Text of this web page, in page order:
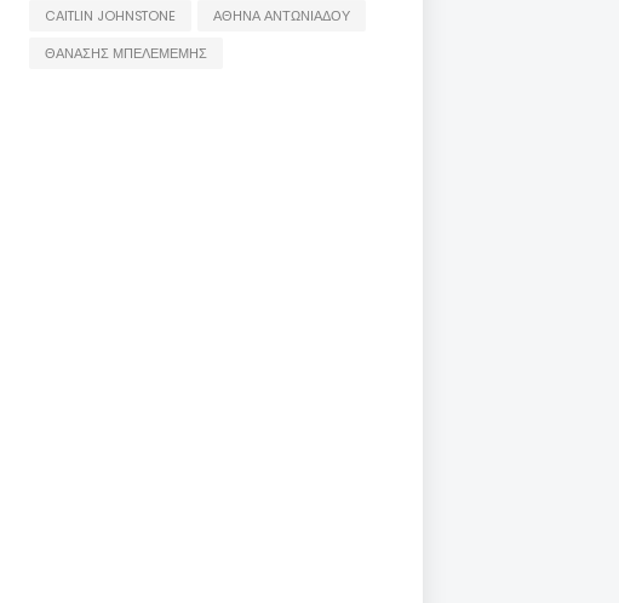
CAITLIN JOHNSTONE
ΑΘΗΝΑ ΑΝΤΩΝΙΑΔΟΥ
ΘΑΝΑΣΗΣ ΜΠΕΛΕΜΕΜΗΣ